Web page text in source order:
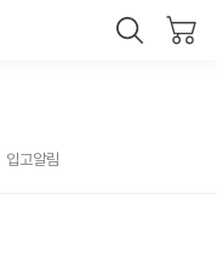
입고알림